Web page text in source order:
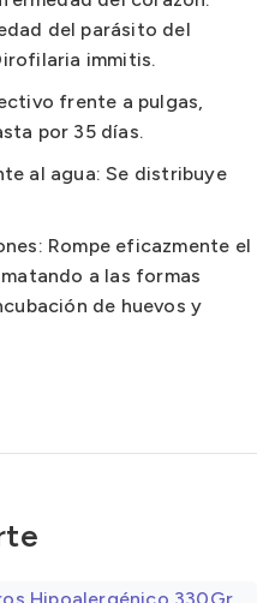
del parásito del
immitis.
frente a pulgas,
por 35 días.
al agua: Se distribuye
Rompe eficazmente el
a las formas
de huevos y